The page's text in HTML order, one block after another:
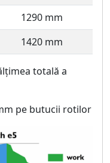
1290 mm
1420 mm
totală a
pe butucii rotilor